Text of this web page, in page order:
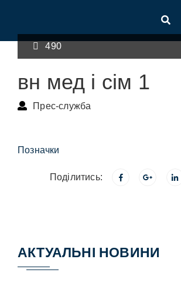
490
вн мед і сім 1
Прес-служба
Позначки
Поділитись:
АКТУАЛЬНІ НОВИНИ